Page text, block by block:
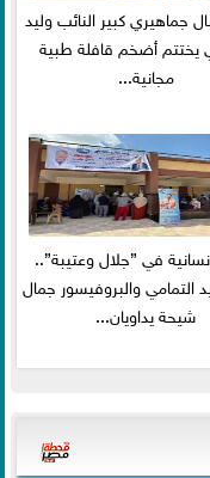
جماهيري كبير النائب وليد
يختتم أضخم قافلة طبية
مجانية...
في ”جلال وعتيبة”..
التمامي والبروفيسور جمال
شيحة يداويان...